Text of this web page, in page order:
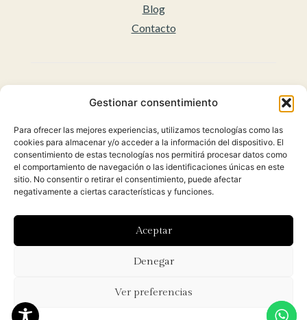
Gestionar consentimiento
Para ofrecer las mejores experiencias, utilizamos tecnologías como las
cookies para almacenar y/o acceder a la información del dispositivo. El
consentimiento de estas tecnologías nos permitirá procesar datos como
el comportamiento de navegación o las identificaciones únicas en este
sitio. No consentir o retirar el consentimiento, puede afectar
negativamente a ciertas características y funciones.
Aceptar
Denegar
Ver preferencias
Blog
Contacto
Accesibilidad
Políticas de privacidad
Política de cookies (UE)
Condiciones Generales para la venta Online
Orbidi.